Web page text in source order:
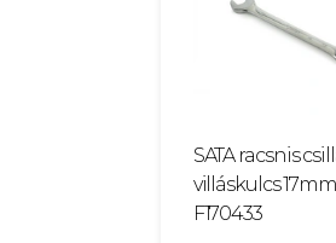
SATA racsnis
villáskulcs 17mm
F170433